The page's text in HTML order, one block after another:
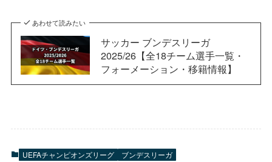
あわせて読みたい
サッカー ブンデスリーガ
2025/26【全18チーム選手一覧・
フォーメーション・移籍情報】
UEFAチャンピオンズリーグ ブンデスリーガ